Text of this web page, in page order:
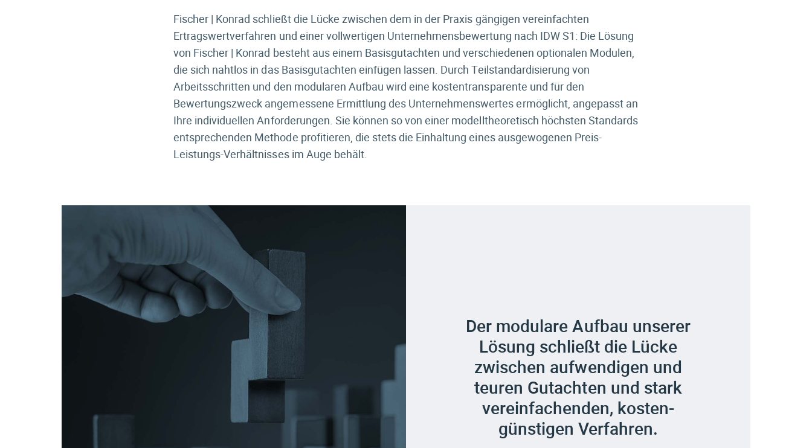
Fischer | Konrad schließt die Lücke zwischen dem in der Praxis gängigen vereinfachten
Ertragswert­verfahren und einer vollwertigen Unternehmensbewertung nach IDW S1: Die Lösung
von Fischer | Konrad besteht aus einem Basisgutachten und verschiedenen optionalen Modulen,
die sich nahtlos in das Basisgutachten einfügen lassen. Durch Teilstandardisierung von
Arbeitsschritten und den modularen Aufbau wird eine kostentransparente und für den
Bewertungszweck angemessene Ermittlung des Unternehmenswertes ermöglicht, angepasst an
Ihre individuellen Anforderungen. Sie können so von einer modelltheoretisch höchsten Standards
entsprechenden Methode profitieren, die stets die Einhaltung eines ausgewogenen Preis-
Leistungs-Verhältnisses im Auge behält.
Der modulare Aufbau unserer
Lösung schließt die Lücke
zwischen aufwendigen und
teuren Gutachten und stark
vereinfachenden, kosten­
günstigen Verfahren.